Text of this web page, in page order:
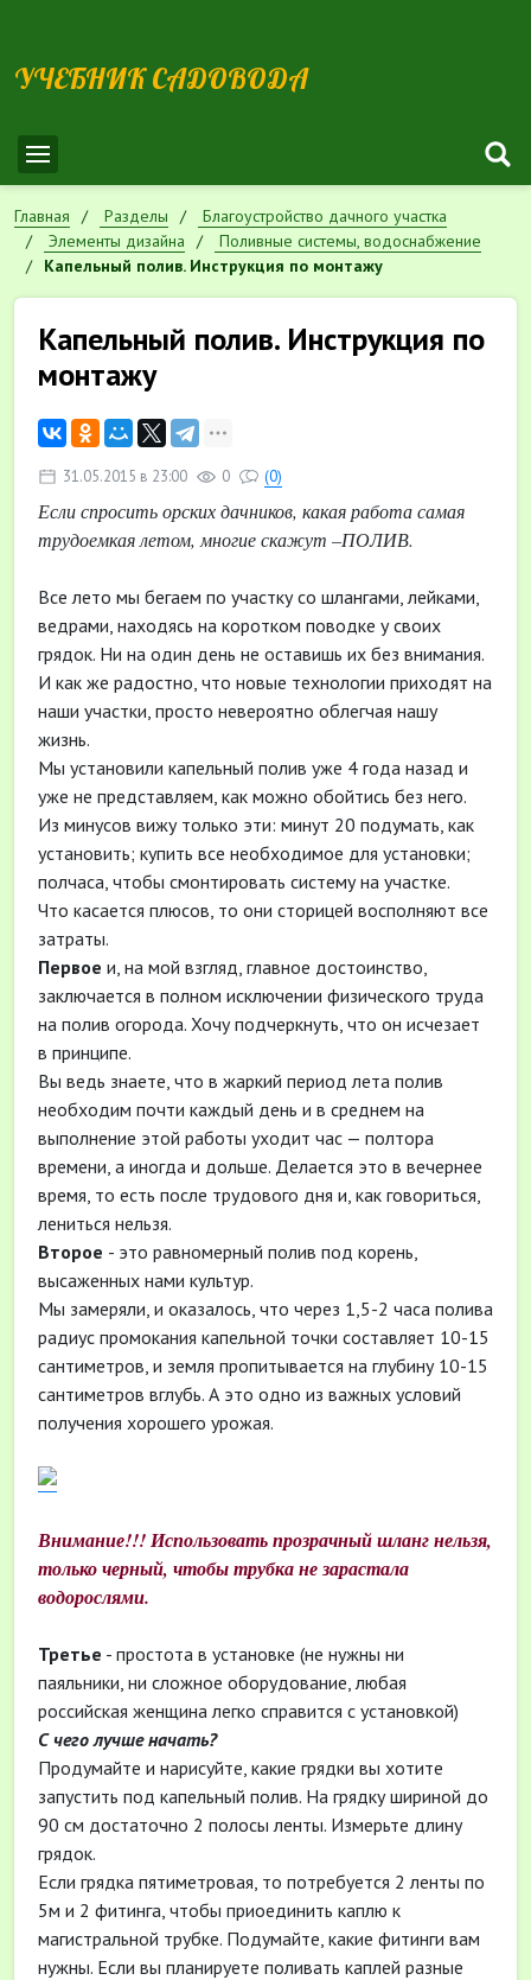
УЧЕБНИК САДОВОДА
Главная Разделы
Благоустройство дачного участка
Элементы дизайна
Поливные системы, водоснабжение
Капельный полив. Инструкция по монтажу
Капельный полив. Инструкция по
монтажу
31.05.2015 в 23:00 0 (0)
Если спросить орских дачников, какая работа самая
трудоемкая летом, многие скажут –ПОЛИВ.
Все лето мы бегаем по участку со шлангами, лейками,
ведрами, находясь на коротком поводке у своих
грядок. Ни на один день не оставишь их без внимания.
И как же радостно, что новые технологии приходят на
наши участки, просто невероятно облегчая нашу
жизнь.
Мы установили капельный полив уже 4 года назад и
уже не представляем, как можно обойтись без него.
Из минусов вижу только эти: минут 20 подумать, как
установить; купить все необходимое для установки;
полчаса, чтобы смонтировать систему на участке.
Что касается плюсов, то они сторицей восполняют все
затраты.
Первое и, на мой взгляд, главное достоинство,
заключается в полном исключении физического труда
на полив огорода. Хочу подчеркнуть, что он исчезает
в принципе.
Вы ведь знаете, что в жаркий период лета полив
необходим почти каждый день и в среднем на
выполнение этой работы уходит час — полтора
времени, а иногда и дольше. Делается это в вечернее
время, то есть после трудового дня и, как говориться,
лениться нельзя.
Второе - это равномерный полив под корень,
высаженных нами культур.
Мы замеряли, и оказалось, что через 1,5-2 часа полива
радиус промокания капельной точки составляет 10-15
сантиметров, и земля пропитывается на глубину 10-15
сантиметров вглубь. А это одно из важных условий
получения хорошего урожая.
Внимание!!! Использовать прозрачный шланг нельзя,
только черный, чтобы трубка не зарастала
водорослями.
Третье - простота в установке (не нужны ни
паяльники, ни сложное оборудование, любая
российская женщина легко справится с установкой)
С чего лучше начать?
Продумайте и нарисуйте, какие грядки вы хотите
запустить под капельный полив. На грядку шириной до
90 см достаточно 2 полосы ленты. Измерьте длину
грядок.
Если грядка пятиметровая, то потребуется 2 ленты по
5м и 2 фитинга, чтобы приоединить каплю к
магистральной трубке. Подумайте, какие фитинги вам
нужны. Если вы планируете поливать каплей разные